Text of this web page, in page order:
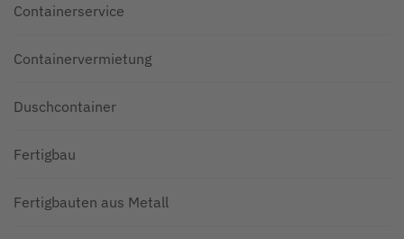
Containerservice
Containervermietung
Duschcontainer
Fertigbau
Fertigbauten aus Metall